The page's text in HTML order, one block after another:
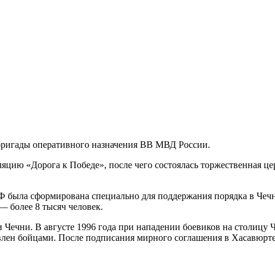
оперативного назначения ВВ МВД России.
«Дорога к Победе», после чего состоялась торжественная
сформирована специально для поддержания порядка в
более 8 тысяч человек.
Чечни. В августе 1996 года при нападении боевиков на
бойцами. После подписания мирного соглашения в